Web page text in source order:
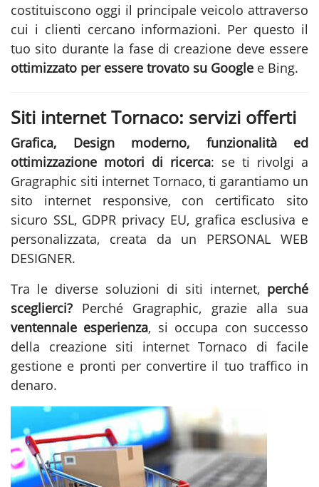
costituiscono oggi il principale veicolo attraverso
cui i clienti cercano informazioni. Per questo il
tuo sito durante la fase di creazione deve essere
ottimizzato per essere trovato su Google e Bing.
Siti internet Tornaco: servizi offerti
Grafica, Design moderno, funzionalità ed
ottimizzazione motori di ricerca: se ti rivolgi a
Gragraphic siti internet Tornaco, ti garantiamo un
sito internet responsive, con certificato sito
sicuro SSL, GDPR privacy EU, grafica esclusiva e
personalizzata, creata da un PERSONAL WEB
DESIGNER.
Tra le diverse soluzioni di siti internet, perché
sceglierci? Perché Gragraphic, grazie alla sua
ventennale esperienza, si occupa con successo
della creazione siti internet Tornaco di facile
gestione e pronti per convertire il tuo traffico in
denaro.